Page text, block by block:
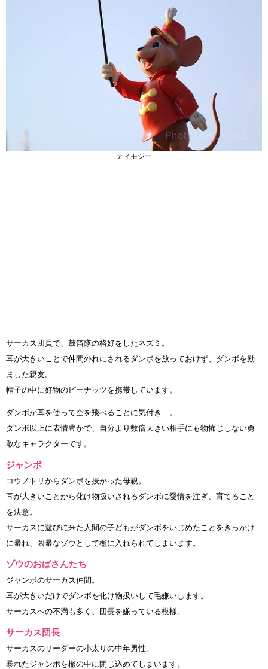
ティモシー
サーカス団員で、鼓笛隊の格好をしたネズミ。
耳が大きいことで仲間外れにされるダンボを放っておけず、ダンボを励
ました親友。
帽子の中に好物のピーナッツを携帯しています。
ダンボが耳を使って空を飛べることに気付き…。
ダンボ以上に表情豊かで、自分より数倍大きい相手にも物怖じしない勇
敢なキャラクターです。
ジャンボ
コウノトリからダンボを授かった母親。
耳が大きいことから化け物扱いされるダンボに愛情を注ぎ、育てること
を決意。
サーカスに遊びに来た人間の子どもがダンボをいじめたことをきっかけ
に暴れ、凶暴なゾウとして檻に入れられてしまいます。
ゾウのおばさんたち
ジャンボのサーカス仲間。
耳が大きいだけでダンボを化け物扱いして毛嫌いします。
サーカスへの不満も多く、団長を嫌っている模様。
サーカス団長
サーカスのリーダーの小太りの中年男性。
暴れたジャンボを檻の中に閉じ込めてしまいます。